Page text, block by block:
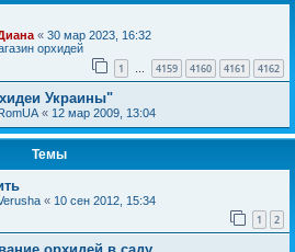
« 30 мар 2023, 16:32
орхидей
1 … 4159 4160 4161 4162
Украины"
« 12 мар 2009, 13:04
Темы
« 10 сен 2012, 15:34
1 2